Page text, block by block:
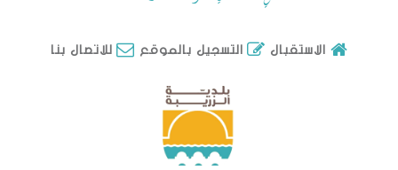
الاستقبال التسجيل بالموقع